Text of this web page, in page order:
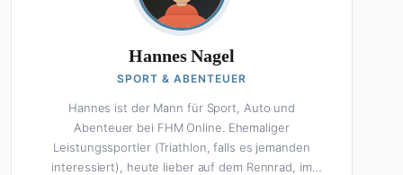
Hannes Nagel
SPORT & ABENTEUER
Hannes ist der Mann für Sport, Auto und
Abenteuer bei FHM Online. Ehemaliger
Leistungssportler (Triathlon, falls es jemanden
interessiert), heute lieber auf dem Rennrad, im